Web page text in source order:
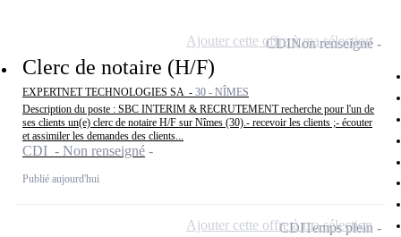
Clerc de notaire (H/F)
EXPERTNET TECHNOLOGIES SA - 30 - NÎMES
Description du poste : SBC INTERIM & RECRUTEMENT recherche pour l'un de
ses clients un(e) clerc de notaire H/F sur Nîmes (30).- recevoir les clients ;- écouter
et assimiler les demandes des clients...
CDI - Non renseigné
Publié aujourd'hui
CDINon renseigné
Ajouter cette offre à ma sélection
CDITemps plein
Ajouter cette offre à ma sélection